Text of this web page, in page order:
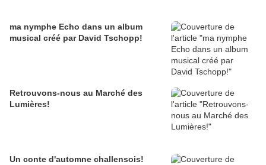
ma nymphe Echo dans un album
musical créé par David Tschopp!
Retrouvons-nous au Marché des
Lumières!
Un conte d'automne challensois!